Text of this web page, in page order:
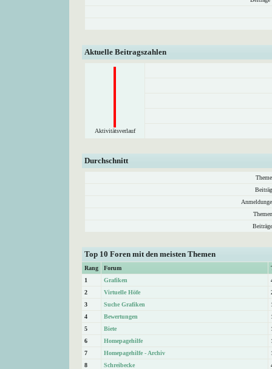
Aktuelle Beitragszahlen
Aktivitätsverlauf
Durchschnitt
Top 10 Foren mit den meisten Themen
Rang Forum
1
Grafiken
2
Virtuelle Höfe
3
Suche Grafiken
4
Bewertungen
5
Biete
6
Homepagehilfe
7
Homepagehilfe - Archiv
8
Schreibecke